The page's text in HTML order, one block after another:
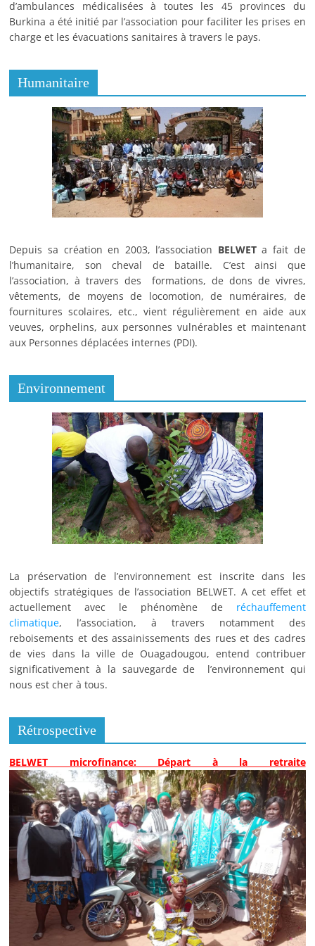
d’ambulances médicalisées à toutes les 45 provinces du
Burkina a été initié par l’association pour faciliter les prises en
charge et les évacuations sanitaires à travers le pays.
Humanitaire
Depuis sa création en 2003, l’association BELWETa fait de
l’humanitaire, son cheval de bataille. C’est ainsi que
l’association, à travers des formations, de dons de vivres,
vêtements, de moyens de locomotion, de numéraires, de
fournitures scolaires, etc., vient régulièrement en aide aux
veuves, orphelins, aux personnes vulnérables et maintenant
aux Personnes déplacées internes (PDI).
Environnement
La préservation de l’environnement est inscrite dans les
objectifs stratégiques de l’association BELWET. A cet effet et
actuellement avec le phénomène de réchauffement
climatique, l’association, à travers notamment des
reboisements et des assainissements des rues et des cadres
de vies dans la ville de Ouagadougou, entend contribuer
significativement à la sauvegarde de l’environnement qui
nous est cher à tous.
Rétrospective
BELWET microfinance: Départ à la retraite